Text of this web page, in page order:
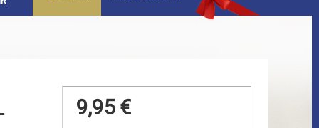
9,95 €